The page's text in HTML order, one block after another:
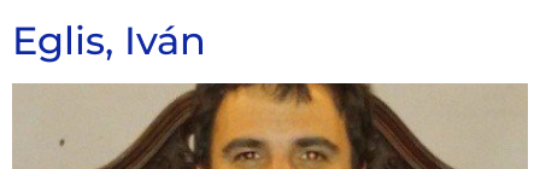
Eglis, Iván